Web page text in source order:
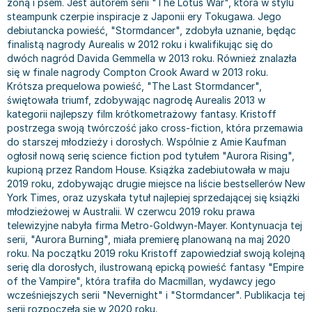
Bajki wiersze
Do kolorowania i naklejania
Kontrastowe obrazki
Kreatywne / Aktywizujące
Poznawanie świata
Podręczniki szkolne
Edukacja przedszkolna
Liceum, Technikum
Szkoła podstawowa
Szkoły wyższe
Szkoła zawodowa
Książki: finanse, księgowość, bankowość
Książki o gospodarce
Inne
Książki o marketingu
Książki o zarządzaniu
Historia - książki
Archeologia - książki
Historia Polski - książki
Historia świata - książki
II Wojna Światowa - książki
Książki militarne
Książki: Prawo
Inne
Książki: Prawo administracyjne
Książki: Prawo cywilne
Książki: Prawo finansowe
Książki: Prawo karne
Książki: pamiętniki, dzienniki i listy
Wywiady, wspomnienia - książki
Komiksy
Komiksy dla dorosłych
Komiksy dla dzieci
Komiksy dla młodzieży
Komiksy obcojęzyczne
Fantastyka, horror - książki
Książki fantasy
Książki horrory
Science Fiction - książki
Książki kryminały
Książki z poezją, aforyzmami i dramaty
Książki dramaty
Książki humorystyczne i aforyzmy
Tomiki poezji
Książki o sztuce
Liceum i technikum
Podręczniki do 1 klasy liceum i technikum
Podręczniki do 2 klasy liceum i technikum
Podręczniki do 3 klasy liceum i technikum
Podręczniki do klasy 4 liceum i technikum
Podręczniki do szkoły zawodowej
Podręczniki do 1 klasy szkoły zawodowej
Podręczniki do 2 klasy szkoły zawodowej
Podręczniki do 3 klasy szkoły zawodowej
Książki dla dzieci
Książki dla dzieci do 2 lat
Książki: bajki dla dzieci do 2 lat
Do kąpieli i zabawy
Kolorowanki i książki do naklejania do 2 lat
Książki grające, z puzzlami i magnesami do 2 lat
Obrazki kontrastowe dla niemowląt
Poznawanie świata dla dzieci do 2 lat - książki
Książki o sportowcach
Książki: Turystyka i podróże
Albumy krajoznawcze
Albumy krajoznawcze - Polska
Albumy krajoznawcze - Świat
Atlasy
Atlasy - Polska
Atlasy - świat
Globusy
Mapy
Mapy - Polska
Mapy - Świat
Przewodniki turystyczne
Przewodniki turystyczne - Polska
Przewodniki turystyczne - Świat
Książki: Zdrowie, rodzina, związki
Książki: Rodzina, związki
Julian Tuwim
Bracia Grimm
Stephen King
Tanya Valko
Lauren Kate
Jan Brzechwa
E. L. James
Virginia C. Andrews
Waldemar Łysiak
Monika Szwaja
Camilla Läckberg
Jan Kochanowski
Henning Mankell
Beata Pawlikowska
L.J. Smith
Diana Palmer
Bear Grylls
żoną i psem. Jest autorem serii "The Lotus War", która w stylu
steampunk czerpie inspiracje z Japonii ery Tokugawa. Jego
debiutancka powieść, "Stormdancer", zdobyła uznanie, będąc
finalistą nagrody Aurealis w 2012 roku i kwalifikując się do
dwóch nagród Davida Gemmella w 2013 roku. Również znalazła
się w finale nagrody Compton Crook Award w 2013 roku.
Krótsza prequelowa powieść, "The Last Stormdancer",
świętowała triumf, zdobywając nagrodę Aurealis 2013 w
kategorii najlepszy film krótkometrażowy fantasy. Kristoff
postrzega swoją twórczość jako cross-fiction, która przemawia
do starszej młodzieży i dorosłych. Wspólnie z Amie Kaufman
ogłosił nową serię science fiction pod tytułem "Aurora Rising",
kupioną przez Random House. Książka zadebiutowała w maju
2019 roku, zdobywając drugie miejsce na liście bestsellerów New
York Times, oraz uzyskała tytuł najlepiej sprzedającej się książki
młodzieżowej w Australii. W czerwcu 2019 roku prawa
telewizyjne nabyła firma Metro-Goldwyn-Mayer. Kontynuacja tej
serii, "Aurora Burning", miała premierę planowaną na maj 2020
roku. Na początku 2019 roku Kristoff zapowiedział swoją kolejną
serię dla dorosłych, ilustrowaną epicką powieść fantasy "Empire
of the Vampire", która trafiła do Macmillan, wydawcy jego
wcześniejszych serii "Nevernight" i "Stormdancer". Publikacja tej
serii rozpoczęła się w 2020 roku.